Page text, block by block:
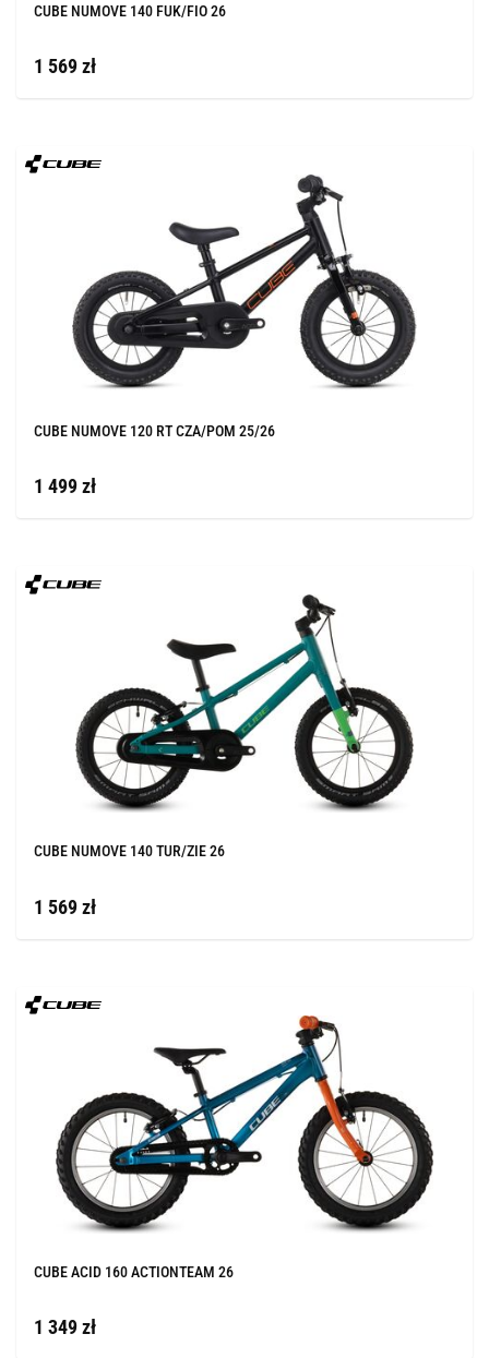
CUBE NUMOVE 140 FUK/FIO 26
1 569 zł
CUBE NUMOVE 120 RT CZA/POM 25/26
1 499 zł
CUBE NUMOVE 140 TUR/ZIE 26
1 569 zł
CUBE ACID 160 ACTIONTEAM 26
1 349 zł